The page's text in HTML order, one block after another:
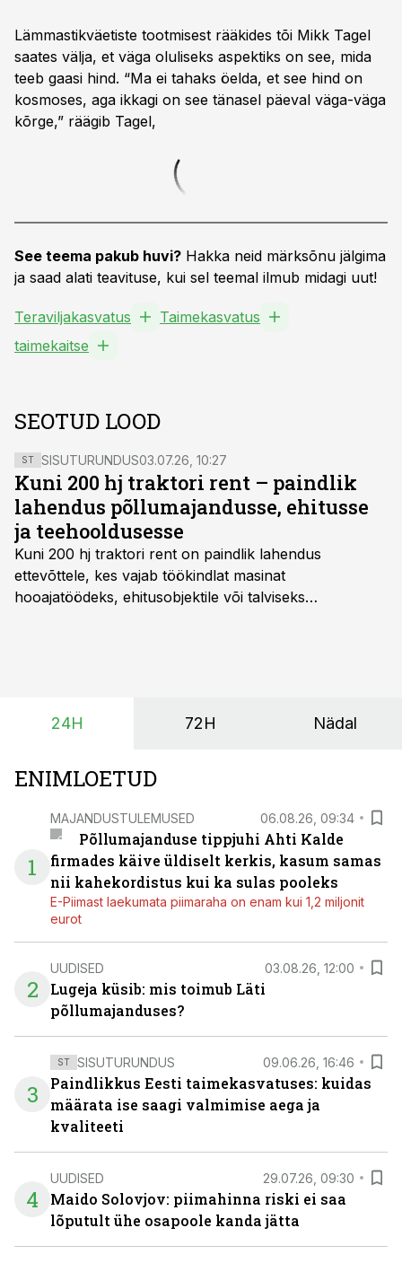
Lämmastikväetiste tootmisest rääkides tõi Mikk Tagel
saates välja, et väga oluliseks aspektiks on see, mida
teeb gaasi hind. “Ma ei tahaks öelda, et see hind on
kosmoses, aga ikkagi on see tänasel päeval väga-väga
kõrge,” räägib Tagel,
See teema pakub huvi? Hakka neid märksõnu jälgima
ja saad alati teavituse, kui sel teemal ilmub midagi uut!
Teraviljakasvatus
Taimekasvatus
taimekaitse
SEOTUD LOOD
ST SISUTURUNDUS03.07.26, 10:27
Kuni 200 hj traktori rent – paindlik
lahendus põllumajandusse, ehitusse
ja teehooldusesse
Kuni 200 hj traktori rent on paindlik lahendus
ettevõttele, kes vajab töökindlat masinat
hooajatöödeks, ehitusobjektile või talviseks
on suurim ning iga töötund on oluline.
24H 72H Nädal
ENIMLOETUD
1
MAJANDUSTULEMUSED 06.08.26, 09:34
Põllumajanduse tippjuhi Ahti Kalde
firmades käive üldiselt kerkis, kasum samas
nii kahekordistus kui ka sulas pooleks
E-Piimast laekumata piimaraha on enam kui 1,2 miljonit
eurot
2
UUDISED 03.08.26, 12:00
Lugeja küsib: mis toimub Läti
põllumajanduses?
3
ST SISUTURUNDUS 09.06.26, 16:46
Paindlikkus Eesti taimekasvatuses: kuidas
määrata ise saagi valmimise aega ja
kvaliteeti
4
UUDISED 29.07.26, 09:30
Maido Solovjov: piimahinna riski ei saa
lõputult ühe osapoole kanda jätta